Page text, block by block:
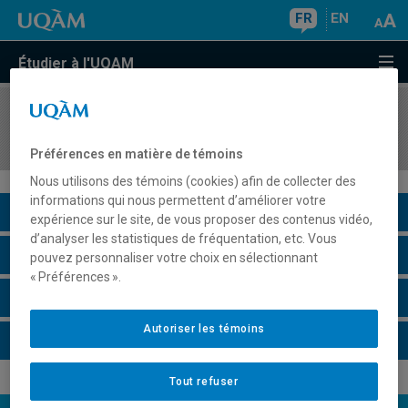
FR EN
Étudier à l'UQAM
COURS//
Description du cours
Horaire - Été 2026
Préférences en matière de témoins
Nous utilisons des témoins (cookies) afin de collecter des
informations qui nous permettent d’améliorer votre
expérience sur le site, de vous proposer des contenus vidéo,
d’analyser les statistiques de fréquentation, etc. Vous
pouvez personnaliser votre choix en sélectionnant
« Préférences ».
Tout refuser
Autoriser les témoins